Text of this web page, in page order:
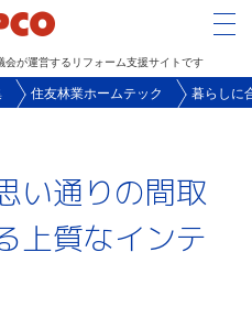
が運営するリフォーム支援サイトです
住友林業ホームテック 暮らしに
い通りの間取
上質なインテ